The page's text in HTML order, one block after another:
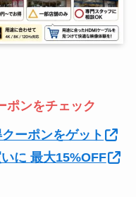
ンをチェック
ーポンをゲット
に 最大15%OFF